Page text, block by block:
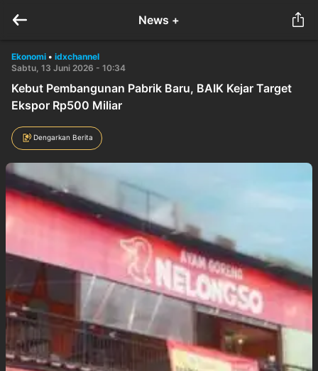
News +
Ekonomi • idxchannel
Sabtu, 13 Juni 2026 - 10:34
Kebut Pembangunan Pabrik Baru, BAIK Kejar Target
Ekspor Rp500 Miliar
Dengarkan Berita